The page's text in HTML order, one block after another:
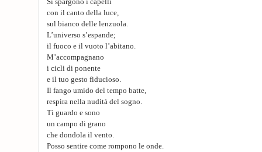
Si spargono i capelli
con il canto della luce,
sul bianco delle lenzuola.
L’universo s’espande;
il fuoco e il vuoto l’abitano.
M’accompagnano
i cicli di ponente
e il tuo gesto fiducioso.
Il fango umido del tempo batte,
respira nella nudità del sogno.
Ti guardo e sono
un campo di grano
che dondola il vento.
Posso sentire come rompono le onde.